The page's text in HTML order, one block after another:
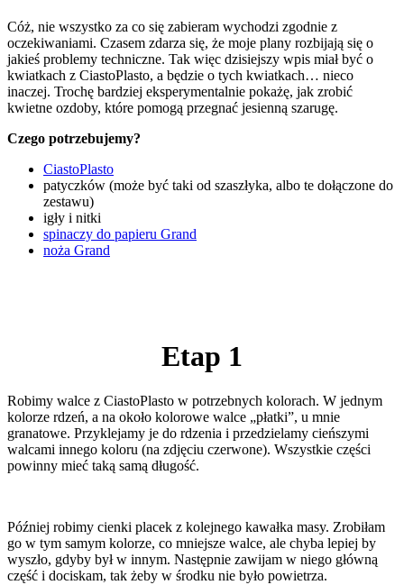
Cóż, nie wszystko za co się zabieram wychodzi zgodnie z
oczekiwaniami. Czasem zdarza się, że moje plany rozbijają się o
jakieś problemy techniczne. Tak więc dzisiejszy wpis miał być o
kwiatkach z CiastoPlasto, a będzie o tych kwiatkach… nieco
inaczej. Trochę bardziej eksperymentalnie pokażę, jak zrobić
kwietne ozdoby, które pomogą przegnać jesienną szarugę.
Czego potrzebujemy?
CiastoPlasto
patyczków (może być taki od szaszłyka, albo te dołączone do
zestawu)
igły i nitki
spinaczy do papieru Grand
noża Grand
Etap 1
Robimy walce z CiastoPlasto w potrzebnych kolorach. W jednym
kolorze rdzeń, a na około kolorowe walce „płatki”, u mnie
granatowe. Przyklejamy je do rdzenia i przedzielamy cieńszymi
walcami innego koloru (na zdjęciu czerwone). Wszystkie części
powinny mieć taką samą długość.
Później robimy cienki placek z kolejnego kawałka masy. Zrobiłam
go w tym samym kolorze, co mniejsze walce, ale chyba lepiej by
wyszło, gdyby był w innym. Następnie zawijam w niego główną
część i dociskam, tak żeby w środku nie było powietrza.